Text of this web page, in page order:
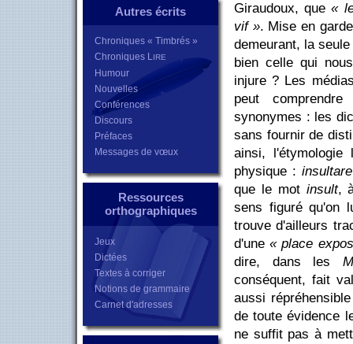
Autres écrits
Chroniques « Timbrés »
Chroniques LIRE
Humour
Nouvelles
Conférences
Discours
Préfaces
Messages de vœux
Ressources
orthographiques
Jeux
Dictées
Textes à corriger
Notions de grammaire
Carnet d'adresses
Giraudoux, que«
vif ». Mise en
demeurant, la
bien celle qui
injure ? Les
peut
synonymes : les
sans fournir de
ainsi,
physique : insultare
que le mot insult,
sens figuré qu'on
trouve d'ailleurs
d'une« place
dire, dans les
conséquent, fait
aussi
de toute évidence
ne suffit pas à